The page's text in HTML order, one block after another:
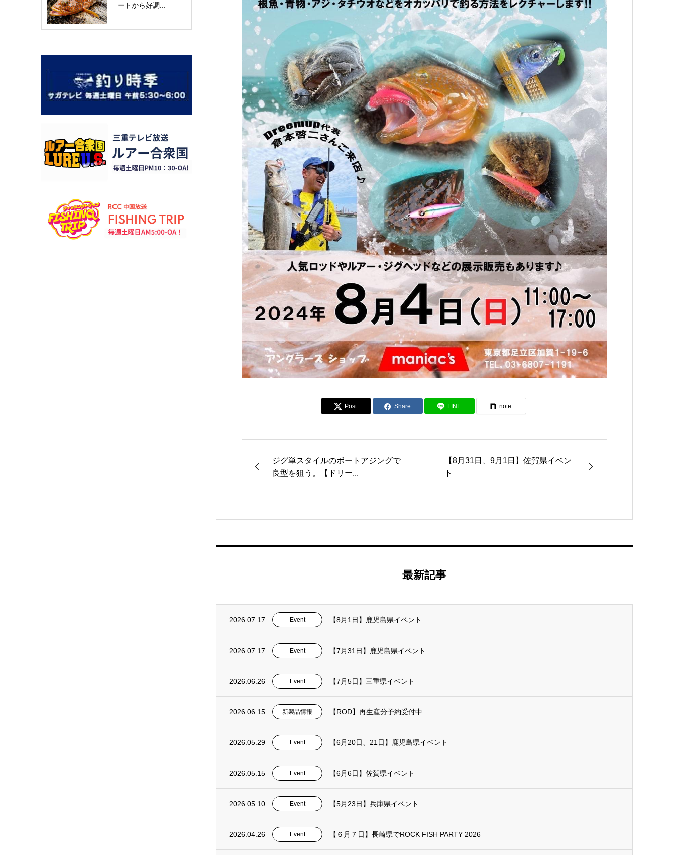
Post Share LINE note
ジグ単スタイルのボートアジングで
良型を狙う。【ドリー...
【8月31日、9月1日】佐賀県イベン
ト
最新記事
2026.07.17 Event 【8月1日】鹿児島県イベント
2026.07.17 Event 【7月31日】鹿児島県イベント
2026.06.26 Event 【7月5日】三重県イベント
2026.06.15 新製品情報 【ROD】再生産分予約受付中
2026.05.29 Event 【6月20日、21日】鹿児島県イベント
2026.05.15 Event 【6月6日】佐賀県イベント
2026.05.10 Event 【5月23日】兵庫県イベント
2026.04.26 Event 【６月７日】長崎県でROCK FISH PARTY 2026
ートから好調...